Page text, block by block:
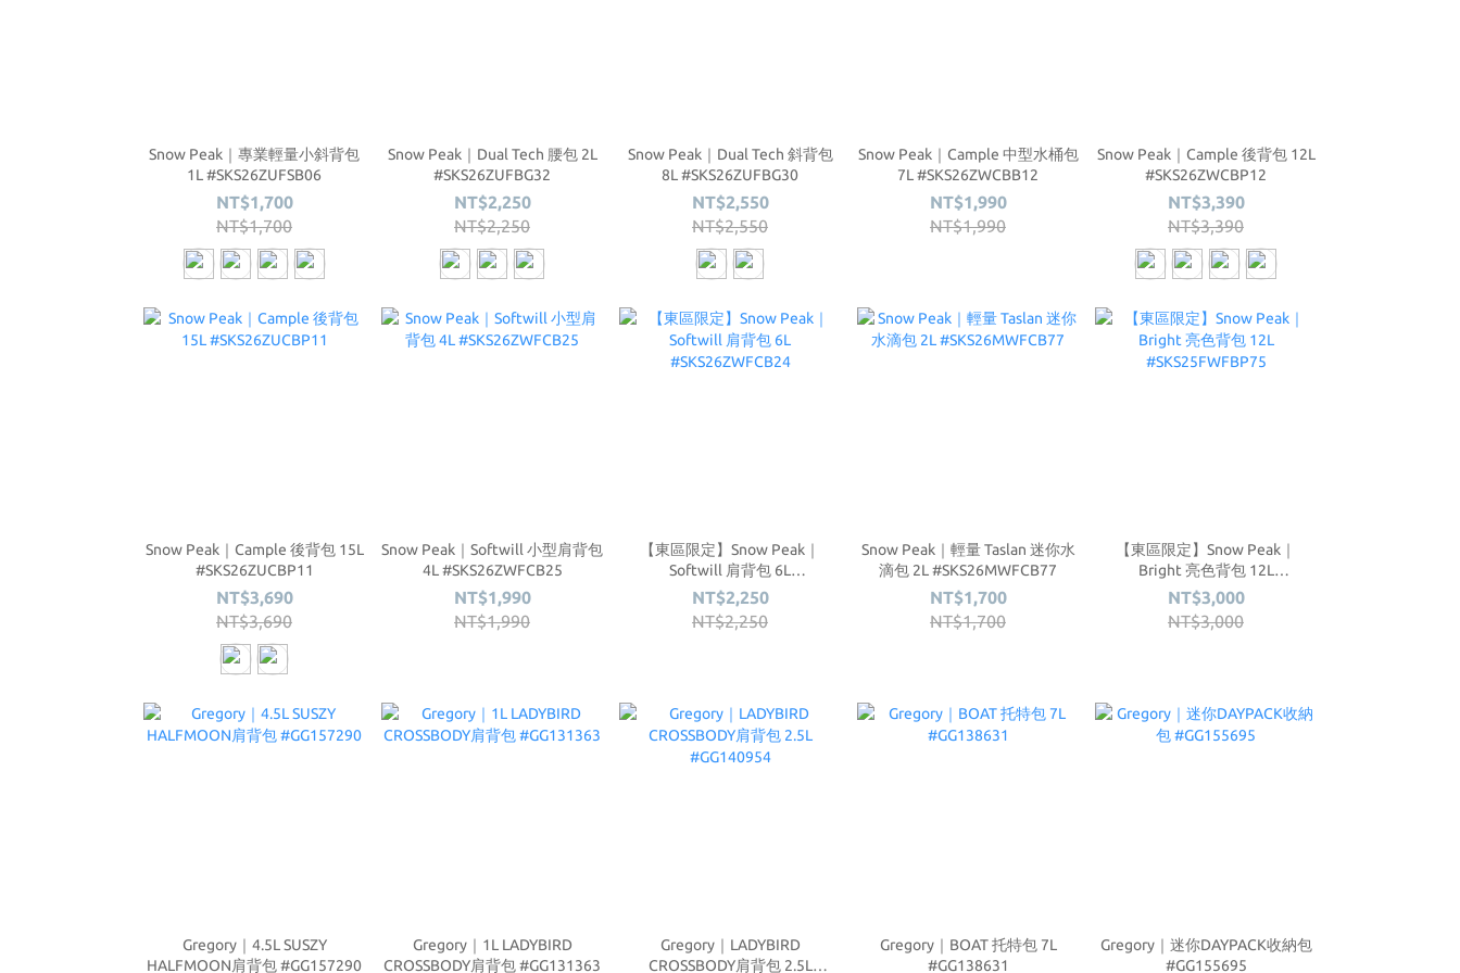
Snow Peak｜專業輕量小斜背包
1L #SKS26ZUFSB06
NT$1,700
NT$1,700
Snow Peak｜Dual Tech 腰包 2L
#SKS26ZUFBG32
NT$2,250
NT$2,250
Snow Peak｜Dual Tech 斜背包
8L #SKS26ZUFBG30
NT$2,550
NT$2,550
Snow Peak｜Cample 中型水桶包
7L #SKS26ZWCBB12
NT$1,990
NT$1,990
Snow Peak｜Cample 後背包 12L
#SKS26ZWCBP12
NT$3,390
NT$3,390
Snow Peak｜Cample 後背包 15L
#SKS26ZUCBP11
NT$3,690
NT$3,690
Snow Peak｜Softwill 小型肩背包
4L #SKS26ZWFCB25
NT$1,990
NT$1,990
【東區限定】Snow Peak｜
Softwill 肩背包 6L
#SKS26ZWFCB24
NT$2,250
NT$2,250
Snow Peak｜輕量 Taslan 迷你水
滴包 2L #SKS26MWFCB77
NT$1,700
NT$1,700
【東區限定】Snow Peak｜
Bright 亮色背包 12L
#SKS25FWFBP75
NT$3,000
NT$3,000
Gregory｜4.5L SUSZY
HALFMOON肩背包 #GG157290
Gregory｜1L LADYBIRD
CROSSBODY肩背包 #GG131363
Gregory｜LADYBIRD
CROSSBODY肩背包 2.5L
Gregory｜BOAT 托特包 7L
#GG138631
Gregory｜迷你DAYPACK收納包
#GG155695